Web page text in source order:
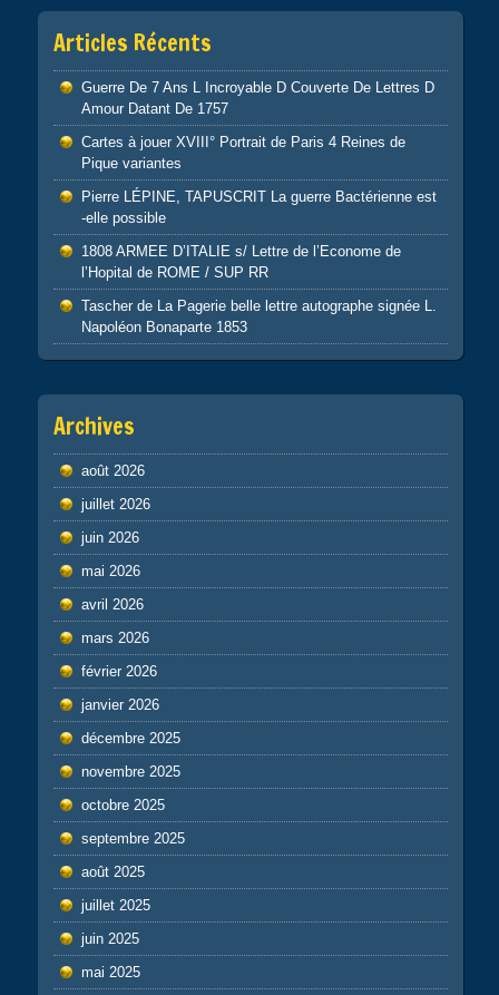
Articles Récents
Guerre De 7 Ans L Incroyable D Couverte De Lettres D
Amour Datant De 1757
Cartes à jouer XVIII° Portrait de Paris 4 Reines de
Pique variantes
Pierre LÉPINE, TAPUSCRIT La guerre Bactérienne est
-elle possible
1808 ARMEE D’ITALIE s/ Lettre de l’Econome de
l’Hopital de ROME / SUP RR
Tascher de La Pagerie belle lettre autographe signée L.
Napoléon Bonaparte 1853
Archives
août 2026
juillet 2026
juin 2026
mai 2026
avril 2026
mars 2026
février 2026
janvier 2026
décembre 2025
novembre 2025
octobre 2025
septembre 2025
août 2025
juillet 2025
juin 2025
mai 2025